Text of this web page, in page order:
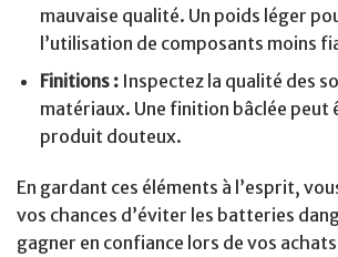
mauvaise qualité. Un poids léger
l’utilisation de composants moins
Finitions : Inspectez la qualité des
matériaux. Une finition bâclée peut
produit douteux.
En gardant ces éléments à l’esprit,
vos chances d’éviter les batteries
gagner en confiance lors de vos